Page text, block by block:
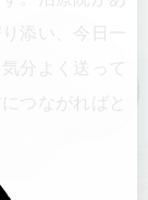
添い、今日一
分よく送って
つながればと